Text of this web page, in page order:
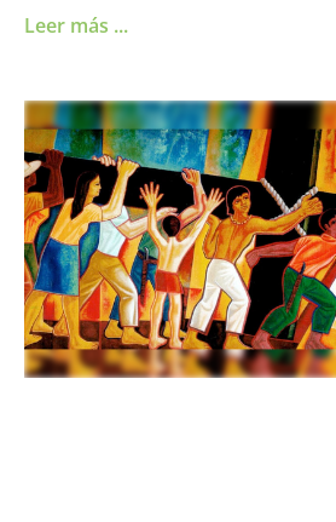
Leer más ...